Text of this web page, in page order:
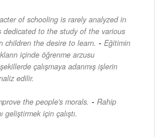
of schooling is rarely analyzed in
dedicated to the study of the various
children the desire to learn. - Eğitimin
içinde öğrenme arzusu
çalışmaya adanmış işlerin
edilir.
the people's morals. - Rahip
geliştirmek için çalıştı.